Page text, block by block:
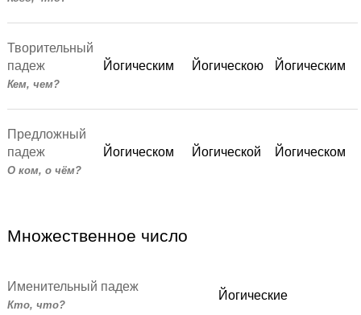
Творительный
падеж
Кем, чем?
Йогическим Йогическою Йогическим
Предложный
падеж
О ком, о чём?
Йогическом Йогической Йогическом
Множественное число
Именительный падеж
Кто, что?
Йогические